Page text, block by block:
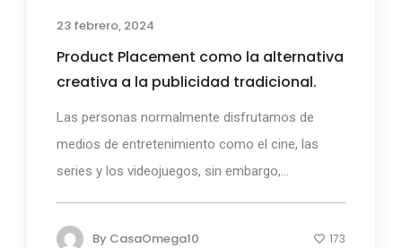
23 febrero, 2024
Product Placement como la alternativa
creativa a la publicidad tradicional.
Las personas normalmente disfrutamos de
medios de entretenimiento como el cine, las
series y los videojuegos, sin embargo,...
By CasaOmega10 173